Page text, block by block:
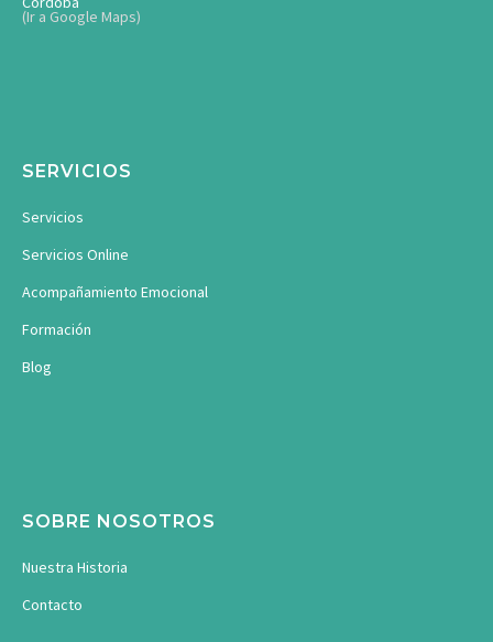
(Ir a Google Maps)
SERVICIOS
Servicios
Servicios Online
Acompañamiento Emocional
Formación
Blog
SOBRE NOSOTROS
Nuestra Historia
Contacto